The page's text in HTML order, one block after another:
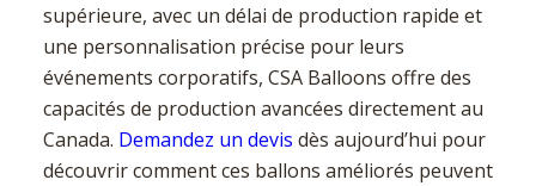
supérieure, avec un délai de production rapide et
une personnalisation précise pour leurs
événements corporatifs, CSA Balloons offre des
capacités de production avancées directement au
Canada. Demandez un devis dès aujourd’hui pour
découvrir comment ces ballons améliorés peuvent